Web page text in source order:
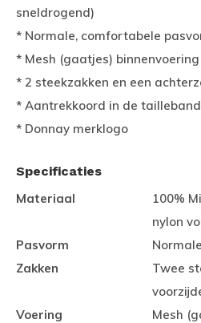
sneldrogend)
* Normale, comfortabele
* Mesh (gaatjes) binnenvoering
* 2 steekzakken en een
* Aantrekkoord in de tailleband
* Donnay merklogo
Specificaties
Materiaal
100%
nylon
Pasvorm
Zakken
Twee
Voering
Mesh